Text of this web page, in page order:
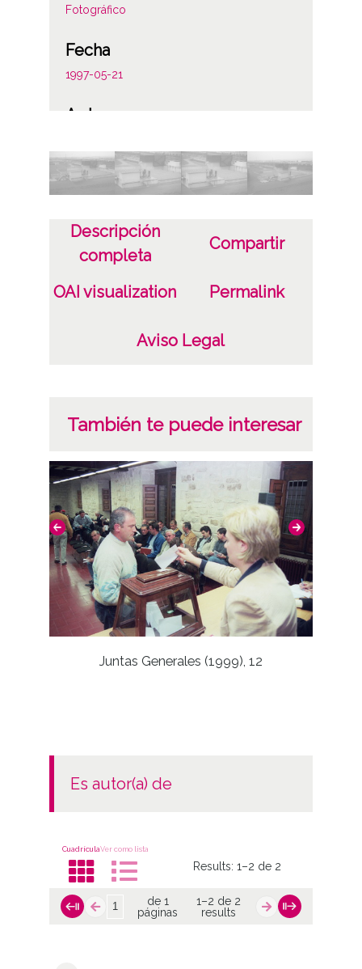
Fotográfico
Fecha
1997-05-21
Autor
Pedro Elorza Rodríguez
CC BY-NC-SA 4.0
Descripción
completa
Compartir
OAI visualization Permalink
Aviso Legal
También te puede interesar
Juntas Generales (1999), 12
es autor(a) de
CuadrículaVer como lista
Results:1–2 de 2
de 1
páginas
1–2 de 2
results